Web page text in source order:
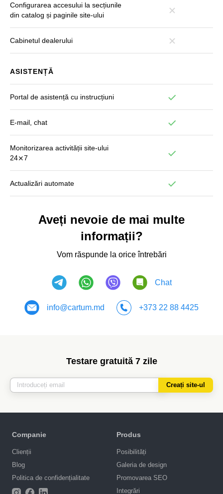
Configurarea accesului la secțiunile
din catalog și paginile site-ului
Cabinetul dealerului
ASISTENȚĂ
Portal de asistență cu instrucțiuni
E-mail, chat
Monitorizarea activității site-ului
24⨯7
Actualizări automate
Aveți nevoie de mai multe
informații?
Vom răspunde la orice întrebări
Chat
info@cartum.md +373 22 88 4425
Testare gratuită 7 zile
Creați site-ul
Companie
Clienții
Blog
Politica de confidențialitate
Produs
Posibilități
Galeria de design
Promovarea SEO
Integrări